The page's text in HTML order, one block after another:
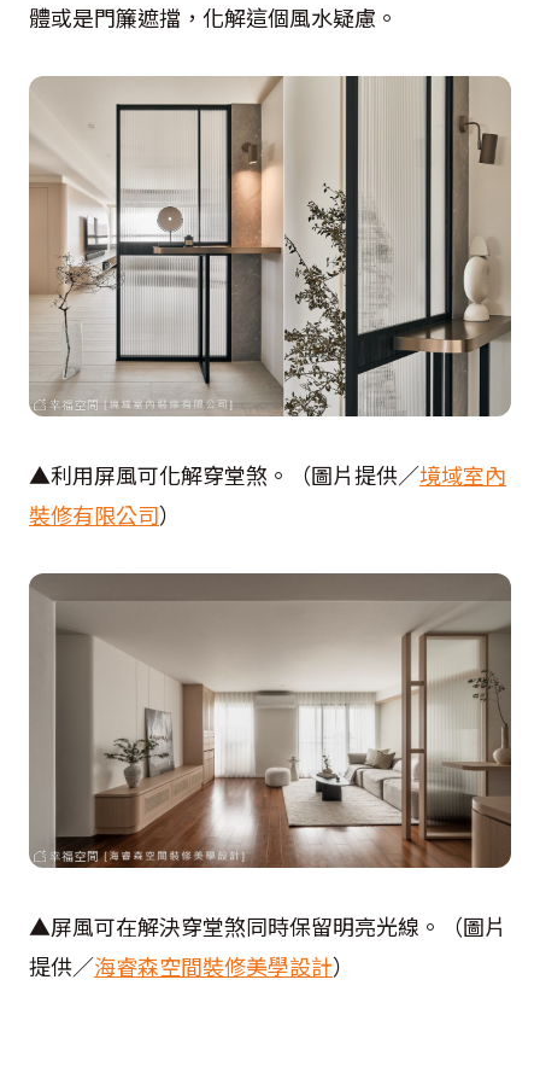
體或是門簾遮擋，化解這個風水疑慮。
▲利用屏風可化解穿堂煞。（圖片提供／境域室內
裝修有限公司）
▲屏風可在解決穿堂煞同時保留明亮光線。（圖片
提供／海睿森空間裝修美學設計）